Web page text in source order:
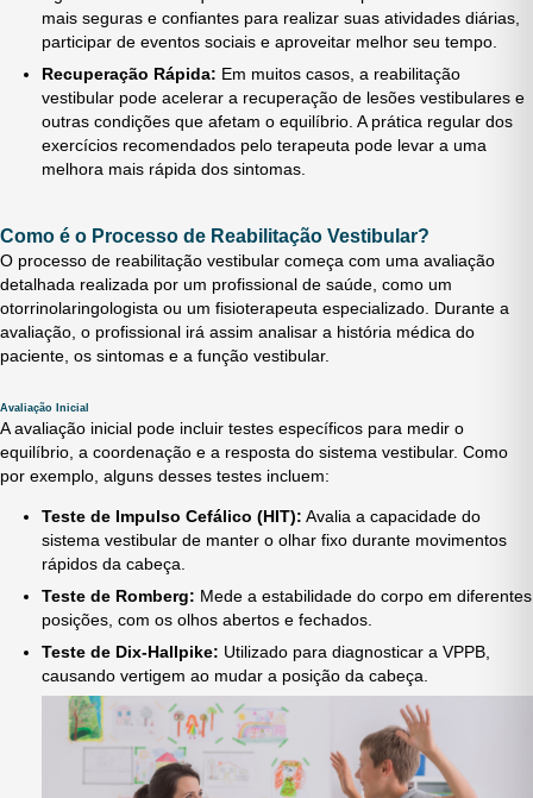
mais seguras e confiantes para realizar suas atividades diárias,
participar de eventos sociais e aproveitar melhor seu tempo.
Recuperação Rápida: Em muitos casos, a reabilitação
vestibular pode acelerar a recuperação de lesões vestibulares e
outras condições que afetam o equilíbrio. A prática regular dos
exercícios recomendados pelo terapeuta pode levar a uma
melhora mais rápida dos sintomas.
Como é o Processo de Reabilitação Vestibular?
O processo de reabilitação vestibular começa com uma avaliação
detalhada realizada por um profissional de saúde, como um
otorrinolaringologista ou um fisioterapeuta especializado. Durante a
avaliação, o profissional irá assim analisar a história médica do
paciente, os sintomas e a função vestibular.
Avaliação Inicial
A avaliação inicial pode incluir testes específicos para medir o
equilíbrio, a coordenação e a resposta do sistema vestibular. Como
por exemplo, alguns desses testes incluem:
Teste de Impulso Cefálico (HIT): Avalia a capacidade do
sistema vestibular de manter o olhar fixo durante movimentos
rápidos da cabeça.
Teste de Romberg: Mede a estabilidade do corpo em diferentes
posições, com os olhos abertos e fechados.
Teste de Dix-Hallpike: Utilizado para diagnosticar a VPPB,
causando vertigem ao mudar a posição da cabeça.